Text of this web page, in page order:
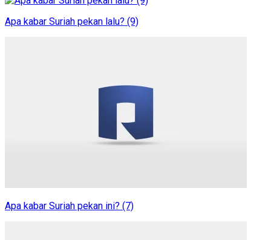
Apa kabar Suriah pekan lalu? (9)
Apa kabar Suriah pekan ini? (7)